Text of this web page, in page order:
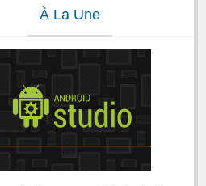
À La Une